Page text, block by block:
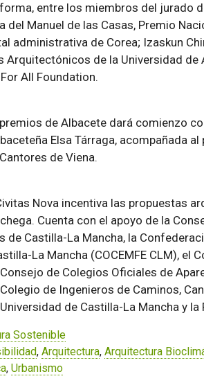
entre los miembros del jurado
del Manuel de las Casas, Premio
administrativa de Corea; Izaskun
Arquitectónicos de la Universidad de
All Foundation.
de Albacete dará comienzo
Elsa Tárraga, acompañada
de Viena.
Nova incentiva las propuestas
Cuenta con el apoyo de la
de Castilla-La Mancha, la
La Mancha (COCEMFE CLM), el
de Colegios Oficiales de
de Ingenieros de Caminos,
de Castilla-La Mancha y la
Sostenible
, Arquitectura, Arquitectura
, Urbanismo